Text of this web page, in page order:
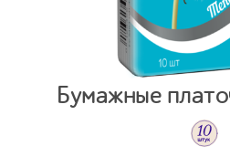
Бумажные